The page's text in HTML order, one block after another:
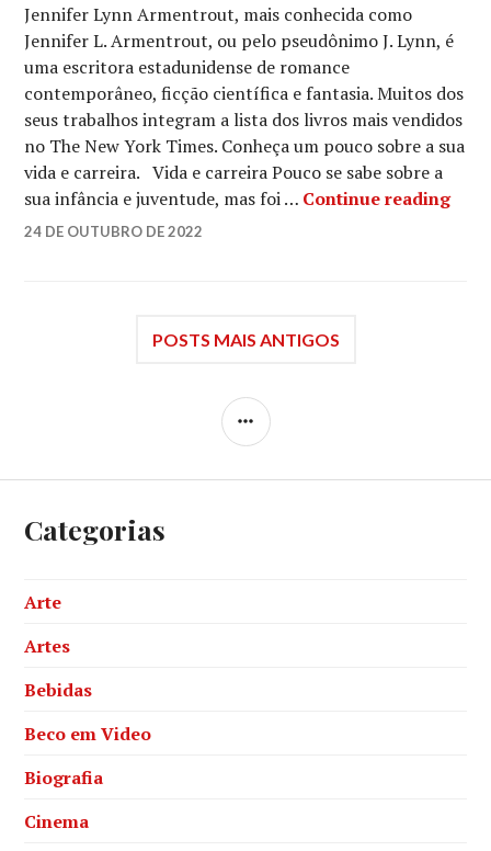
Jennifer Lynn Armentrout, mais conhecida como
Jennifer L. Armentrout, ou pelo pseudônimo J. Lynn, é
uma escritora estadunidense de romance
contemporâneo, ficção científica e fantasia. Muitos dos
seus trabalhos integram a lista dos livros mais vendidos
no The New York Times. Conheça um pouco sobre a sua
vida e carreira. Vida e carreira Pouco se sabe sobre a
sua infância e juventude, mas foi … Continue reading
LUCIANA
24 DE OUTUBRO DE 2022
POSTS MAIS ANTIGOS
SIDEBAR
Categorias
Arte
Artes
Bebidas
Beco em Video
Biografia
Cinema